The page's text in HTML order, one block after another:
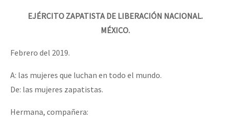
Fotorreportaje
Se o México sabe, que o mundo saiba! Nossas lutas pela
[25 abr – CDMX] Tokín por el CNI: 30 años de Resistencia y
EJÉRCITO ZAPATISTA DE LIBERACIÓN NACIONAL.
MÉXICO.
Febrero del 2019.
A: las mujeres que luchan en todo el mundo.
De: las mujeres zapatistas.
Hermana, compañera: